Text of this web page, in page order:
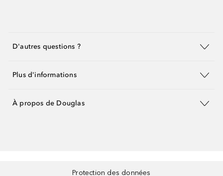
D'autres questions ?
Plus d'informations
À propos de Douglas
Protection des données